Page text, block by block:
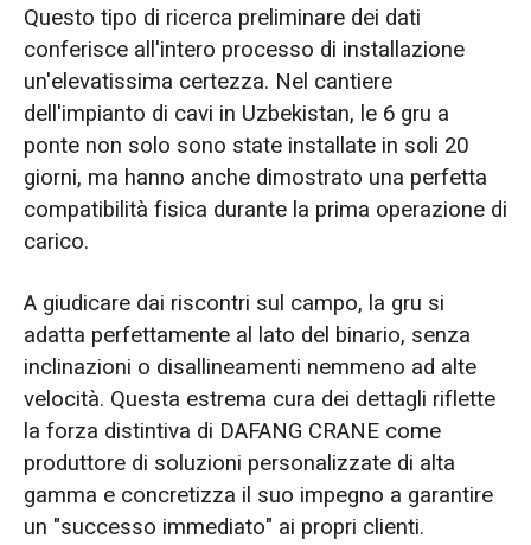
Questo tipo di ricerca preliminare dei dati
conferisce all'intero processo di installazione
un'elevatissima certezza. Nel cantiere
dell'impianto di cavi in Uzbekistan, le 6 gru a
ponte non solo sono state installate in soli 20
giorni, ma hanno anche dimostrato una perfetta
compatibilità fisica durante la prima operazione di
carico.
A giudicare dai riscontri sul campo, la gru si
adatta perfettamente al lato del binario, senza
inclinazioni o disallineamenti nemmeno ad alte
velocità. Questa estrema cura dei dettagli riflette
la forza distintiva di DAFANG CRANE come
produttore di soluzioni personalizzate di alta
gamma e concretizza il suo impegno a garantire
un "successo immediato" ai propri clienti.